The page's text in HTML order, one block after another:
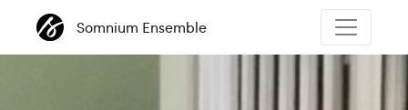
Somnium Ensemble